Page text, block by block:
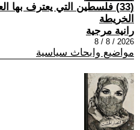
(33) فلسطين التي يعترف بها
الخريطة
رانية مرجية
2026 / 8 / 8
مواضيع وابحاث سياسية